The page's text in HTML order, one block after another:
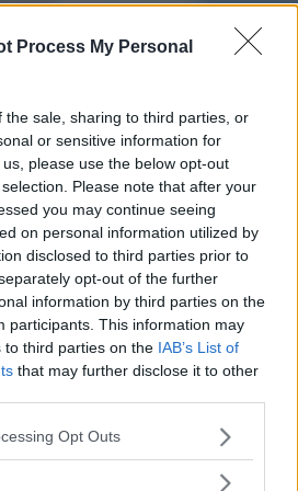
Process My Personal
the sale, sharing to third parties, or
or sensitive information for
please use the below opt-out
Please note that after your
you may continue seeing
on personal information utilized by
disclosed to third parties prior to
opt-out of the further
information by third parties on the
participants. This information may
to third parties on the IAB’s List of
that may further disclose it to other
app uses one or more Google
usage behaviour. You may click to
Opt Outs